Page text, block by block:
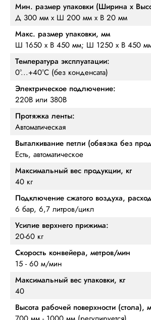
Мин. размер упаковки (Ширина х
Д 300 мм x Ш 200 мм x В 20 мм
Макс. размер упаковки, мм
Ш 1650 х В 450 мм; Ш 1250 х В 450
Температура эксплуатации:
0°...+40°C (без конденсата)
Электрическое подлючение:
220В или 380В
Протяжка ленты:
Автоматическая
Выталкивание петли (обвязка без
Есть, автоматическое
Максимальный вес продукции, кг
40 кг
Подключение сжатого воздуха,
6 бар, 6,7 литров/цикл
Усилие верхнего прижима:
20-60 кг
Скорость конвейера, метров/мин
15 - 60 м/мин
Максимальный вес упаковки, кг
40
Высота рабочей поверхности (стола),